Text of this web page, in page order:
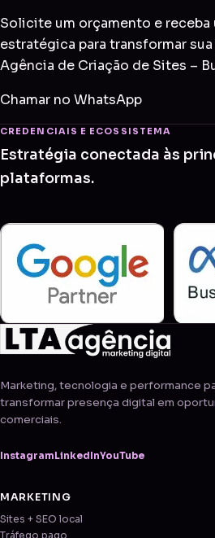
Solicite um orçamento e receba
estratégica para transformar
Agência de Criação de Sites –
Chamar no WhatsApp
CREDENCIAIS E ECOSSISTEMA
Estratégia conectada às
plataformas.
Marketing, tecnologia e performance
transformar presença digital em
comerciais.
Instagram LinkedInYouTube
MARKETING
Sites + SEO local